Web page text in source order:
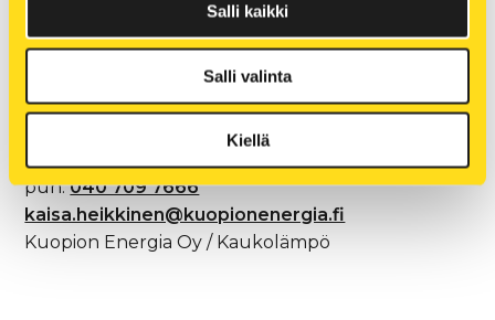
Salli kaikki
Salli valinta
Kiellä
Lisätiedot:
Kaisa Heikkinen
puh.040 709 7666
kaisa.heikkinen@kuopionenergia.fi
Kuopion Energia Oy / Kaukolämpö